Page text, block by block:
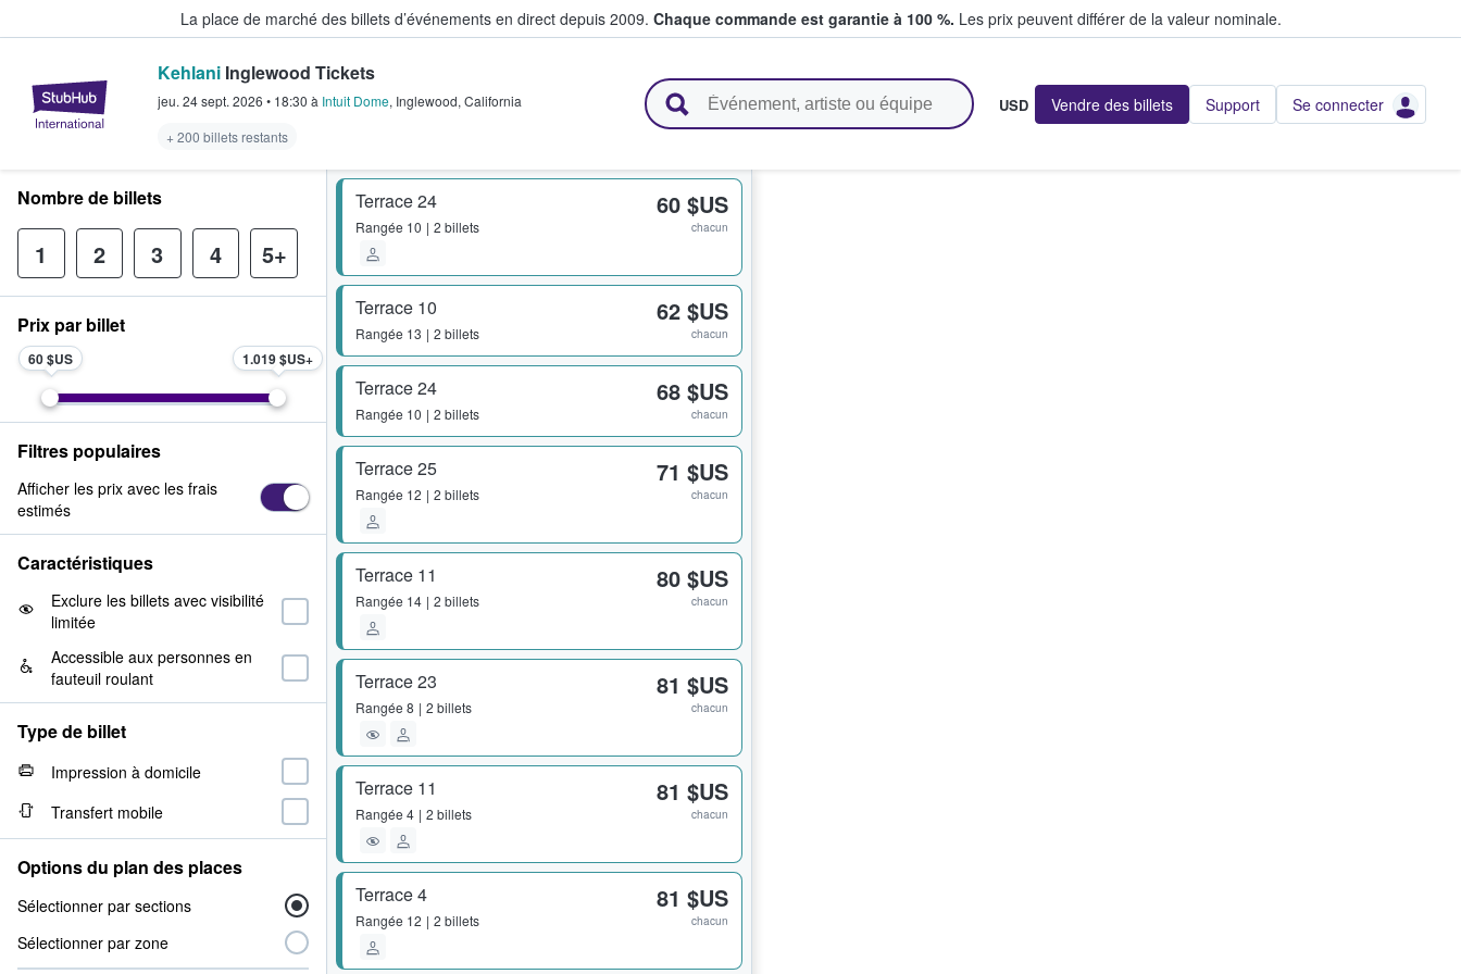
La place de marché des billets d’événements en direct depuis 2009. Chaque commande est garantie à 100 %. Les prix peuvent différer de la valeur nominale.
StubHub - Où les fans achètent et vendent des billets
Kehlani Inglewood Tickets
jeu. 24 sept. 2026 • 18:30 à Intuit Dome, Inglewood, California
+ 200 billets restants
USD Vendre des billets Support Se connecter
Terrace 24
Rangée 10 2 billets
60 $US
chacun
Terrace 10
Rangée 13 2 billets
62 $US
chacun
Terrace 24
Rangée 10 2 billets
68 $US
chacun
Terrace 25
Rangée 12 2 billets
71 $US
chacun
Terrace 11
Rangée 14 2 billets
80 $US
chacun
Terrace 23
Rangée 8 2 billets
81 $US
chacun
Terrace 11
Rangée 4 2 billets
81 $US
chacun
Terrace 4
Rangée 12 2 billets
81 $US
chacun
Nombre de billets
1 2 3 4 5+
Prix par billet
60 $US 1.019 $US
Filtres populaires
Afficher les prix avec les frais
estimés
Caractéristiques
Exclure les billets avec visibilité
limitée
Accessible aux personnes en
fauteuil roulant
Type de billet
Impression à domicile
Transfert mobile
Options du plan des places
Sélectionner par sections
Sélectionner par zone